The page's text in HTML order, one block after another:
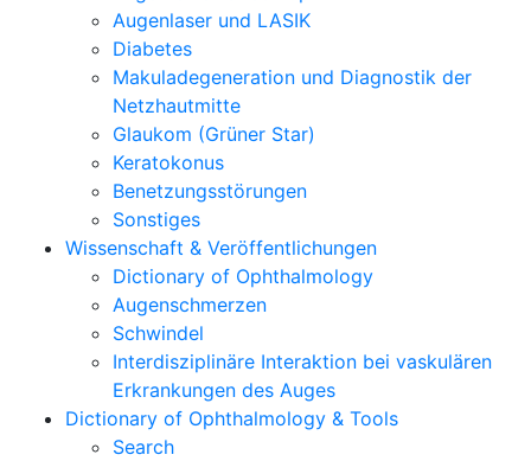
Augenlaser und LASIK
Diabetes
Makuladegeneration und Diagnostik der
Netzhautmitte
Glaukom (Grüner Star)
Keratokonus
Benetzungsstörungen
Sonstiges
Wissenschaft & Veröffentlichungen
Dictionary of Ophthalmology
Augenschmerzen
Schwindel
Interdisziplinäre Interaktion bei vaskulären
Erkrankungen des Auges
Dictionary of Ophthalmology & Tools
Search